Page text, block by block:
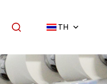
TH